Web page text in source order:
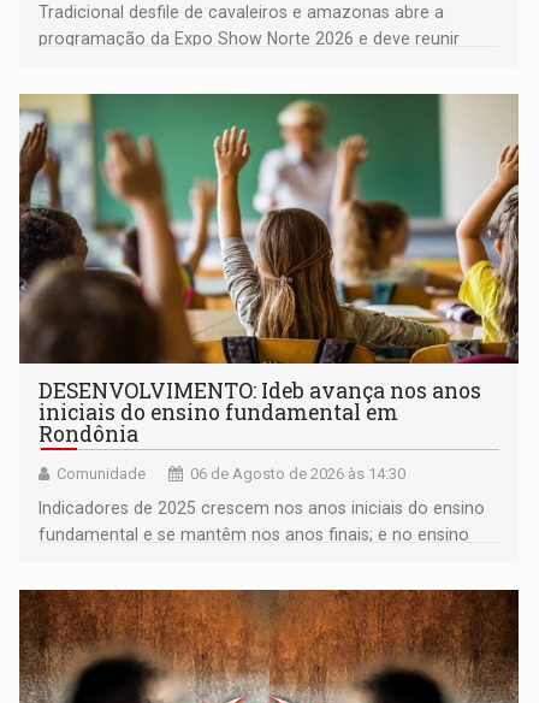
Tradicional desfile de cavaleiros e amazonas abre a
programação da Expo Show Norte 2026 e deve reunir
DESENVOLVIMENTO: Ideb avança nos anos
iniciais do ensino fundamental em
Rondônia
Comunidade 06 de Agosto de 2026 às 14:30
Indicadores de 2025 crescem nos anos iniciais do ensino
fundamental e se mantêm nos anos finais; e no ensino